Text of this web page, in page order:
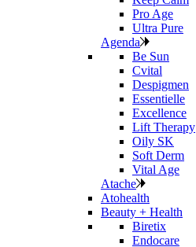
Pro Age
Ultra Pure
Agenda
Be Sun
Cvital
Despigmen
Essentielle
Excellence
Lift Therapy
Oily SK
Soft Derm
Vital Age
Atache
Atohealth
Beauty + Health
Biretix
Endocare